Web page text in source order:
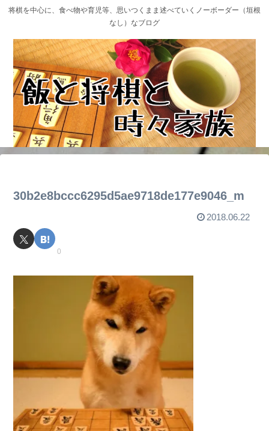
将棋を中心に、食べ物や育児等、思いつくまま述べていくノーボーダー（垣根
なし）なブログ
30b2e8bccc6295d5ae9718de177e9046_m
2018.06.22
0